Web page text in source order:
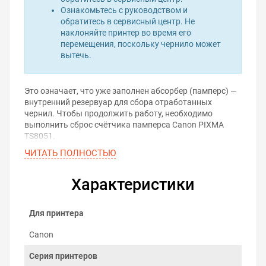
Ознакомьтесь с руководством и
обратитесь в сервисный центр. Не
наклоняйте принтер во время его
перемещения, поскольку чернило может
вытечь.
Это означает, что уже заполнен абсорбер (памперс) —
внутренний резервуар для сбора отработанных
чернил. Чтобы продолжить работу, необходимо
выполнить сброс счётчика памперса Canon PIXMA
TS8051.
Проблема решается с помощью программы для сброса
рабочее состояние — без вскрытия корпуса и визита в
Скачать программу для
ЧИТАТЬ ПОЛНОСТЬЮ
Характеристики
Для принтера
Canon
Серия принтеров